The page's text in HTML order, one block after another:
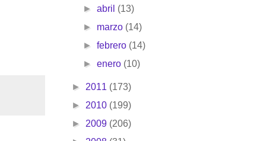
► abril (13)
► marzo (14)
► febrero (14)
► enero (10)
► 2011 (173)
► 2010 (199)
► 2009 (206)